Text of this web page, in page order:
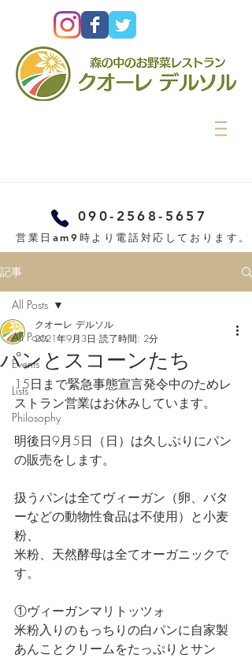
090-2568-5657
営業日am9時より電話対応しております。
記事
All Posts
Events
Lists
Philosophy
All Posts
パンとスコーンたち
クオーレ デルソル
2021年9月3日 読了時間: 2分
15日まで緊急事態宣言発令中のためレ
ストラン営業はお休みしています。
明後日9月5日（日）は久しぶりにパン
の販売をします。
扱うパンは全てヴィーガン（卵、バタ
ーなどの動物性食品は不使用）と小麦
粉、
米粉、天然酵母は全てオーガニックで
す。
①ヴィーガンマリトッツォ
米粉入りのもっちりの白パンに自家製
あんことクリームをたっぷりとサン